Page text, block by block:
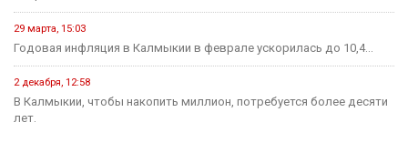
29 марта, 15:03
Годовая инфляция в Калмыкии в феврале ускорилась до 10,4...
2 декабря, 12:58
В Калмыкии, чтобы накопить миллион, потребуется более десяти
лет.